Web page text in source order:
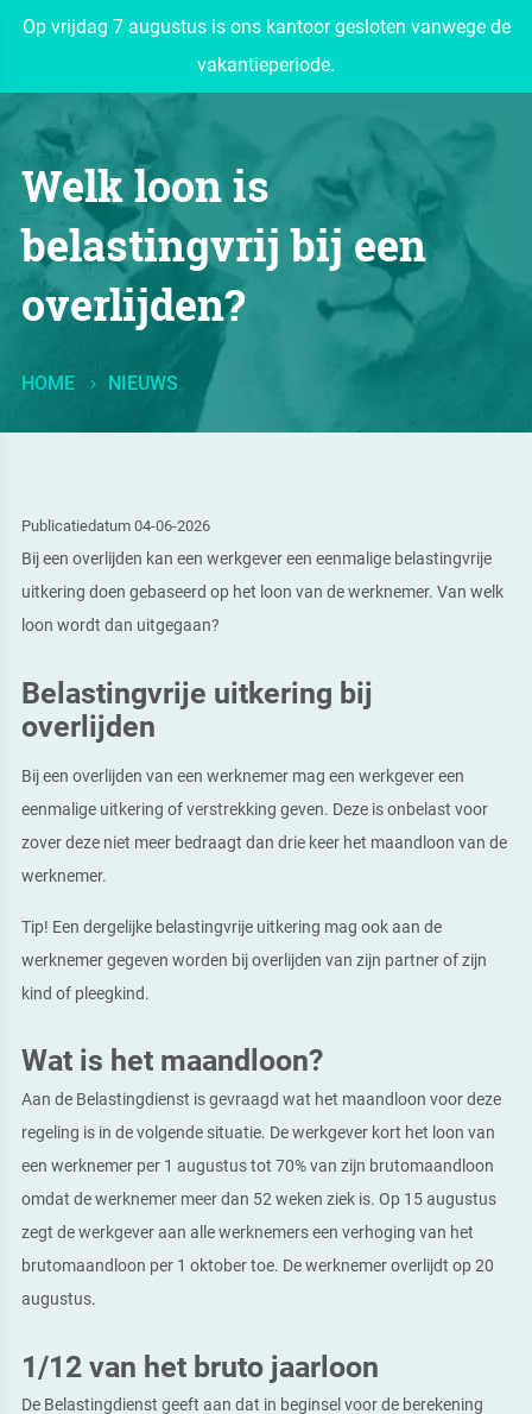
Op vrijdag 7 augustus is ons kantoor gesloten vanwege de
vakantieperiode.
Welk loon is
belastingvrij bij een
overlijden?
HOME NIEUWS
Publicatiedatum 04-06-2026
Bij een overlijden kan een werkgever een eenmalige belastingvrije
uitkering doen gebaseerd op het loon van de werknemer. Van welk
loon wordt dan uitgegaan?
Belastingvrije uitkering bij
overlijden
Bij een overlijden van een werknemer mag een werkgever een
eenmalige uitkering of verstrekking geven. Deze is onbelast voor
zover deze niet meer bedraagt dan drie keer het maandloon van de
werknemer.
Tip! Een dergelijke belastingvrije uitkering mag ook aan de
werknemer gegeven worden bij overlijden van zijn partner of zijn
kind of pleegkind.
Wat is het maandloon?
Aan de Belastingdienst is gevraagd wat het maandloon voor deze
regeling is in de volgende situatie. De werkgever kort het loon van
een werknemer per 1 augustus tot 70% van zijn brutomaandloon
omdat de werknemer meer dan 52 weken ziek is. Op 15 augustus
zegt de werkgever aan alle werknemers een verhoging van het
brutomaandloon per 1 oktober toe. De werknemer overlijdt op 20
augustus.
1/12 van het bruto jaarloon
De Belastingdienst geeft aan dat in beginsel voor de berekening